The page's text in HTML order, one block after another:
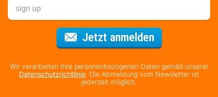
Jetzt anmeldenFür den
Wir verarbeiten Ihre personenbezogenen Daten gemäß unserer
Datenschutzrichtlinie. Die Abmeldung vom Newsletter ist
jederzeit möglich.